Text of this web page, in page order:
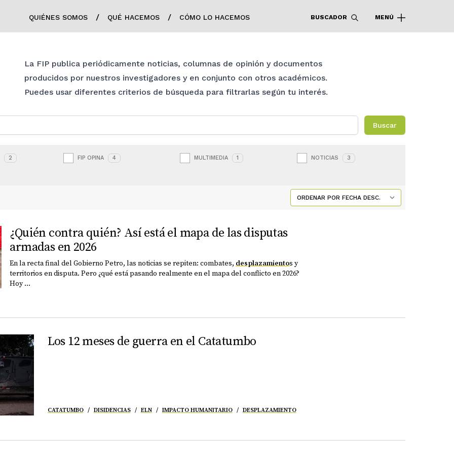
QUIÉNES SOMOS / QUÉ HACEMOS / CÓMO LO HACEMOS BUSCADOR MENÚ
La FIP publica periódicamente noticias, columnas de opinión y documentos
producidos por nuestros investigadores y en conjunto con otros académicos.
Puedes usar diferentes criterios de búsqueda para filtrarlas según tu interés.
Buscar
2 FIP OPINA 4 MULTIMEDIA 1 NOTICIAS 3
¿Quién contra quién? Así está el mapa de las disputas
armadas en 2026
En la recta final del Gobierno Petro, las noticias se repiten: combates, desplazamientos y
territorios en disputa. Pero ¿qué está pasando realmente en el mapa del conflicto en 2026?
Hoy ...
Los 12 meses de guerra en el Catatumbo
CATATUMBO DISIDENCIAS ELN IMPACTO HUMANITARIO DESPLAZAMIENTO